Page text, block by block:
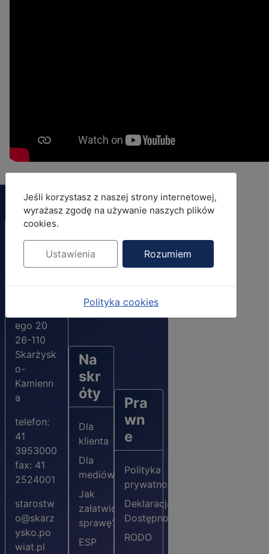
Adres
urzęd
u
ego 20
26-110
Skarżysk
o-
Kamienn
a
telefon:
41
3953000
fax: 41
2524001
starostw
o@skarz
ysko.po
wiat.pl
Na
skr
óty
Dla
klienta
Dla
mediów
Jak
załatwić
sprawę?
ESP
Pra
wn
e
Polityka
prywatności
Deklaracja
Dostępności
RODO
MOD_JBCOOKIES_LANG_HEADER_DEFAULT
Jeśli korzystasz z naszej strony internetowej,
wyrażasz zgodę na używanie naszych plików
cookies.
Ustawienia Rozumiem
Polityka cookies